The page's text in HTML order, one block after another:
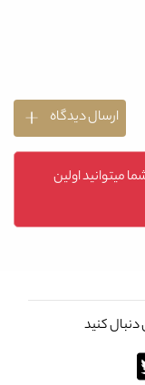
ارسال دیدگاه
اولین
کنید